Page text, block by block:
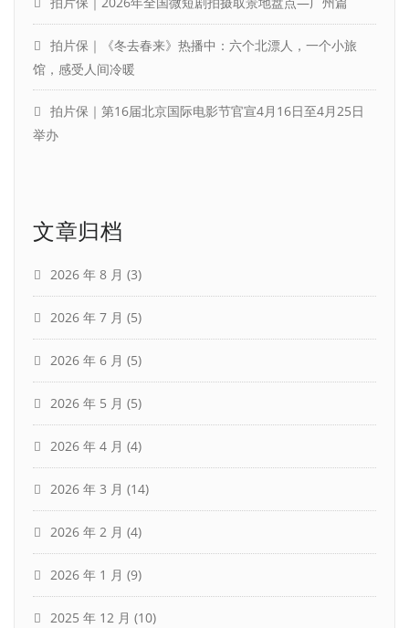
拍片保｜《冬去春来》热播中：六个北漂人，一个小旅
馆，感受人间冷暖
拍片保｜第16届北京国际电影节官宣4月16日至4月25日
举办
文章归档
2026 年 8 月 (3)
2026 年 7 月 (5)
2026 年 6 月 (5)
2026 年 5 月 (5)
2026 年 4 月 (4)
2026 年 3 月 (14)
2026 年 2 月 (4)
2026 年 1 月 (9)
2025 年 12 月 (10)